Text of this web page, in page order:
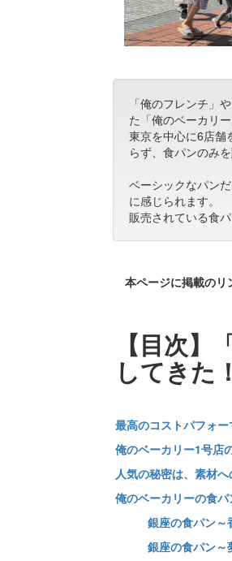
「俺のフレンチ」
た「俺のベーカリー
東京を中心に6店舗
らず、食パンのみ
ベーシックなパン
に感じられます。
販売されている食
本ページに掲載のリ
【目次
してきた
最高のコストパフォ
俺のベーカリー1号店
人気の秘密は、素材へ
俺のベーカリーの食
銀座の食パン
銀座の食パン